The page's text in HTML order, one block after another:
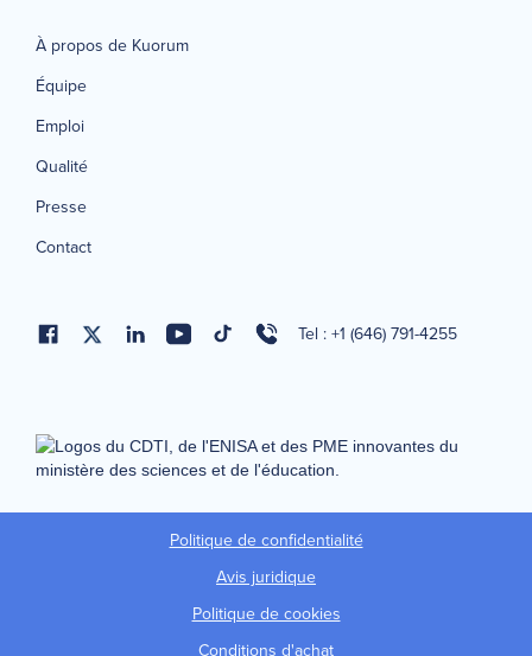
À propos de Kuorum
Équipe
Emploi
Qualité
Presse
Contact
Tel : +1 (646) 791-4255
Politique de confidentialité
Avis juridique
Politique de cookies
Conditions d'achat